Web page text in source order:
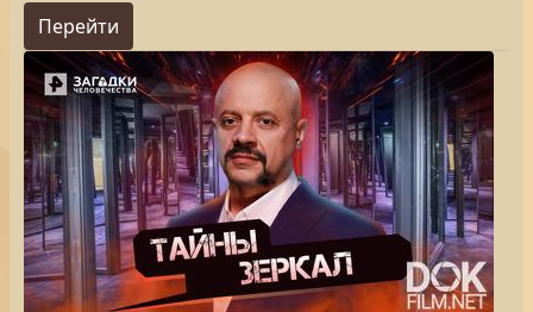
Перейти